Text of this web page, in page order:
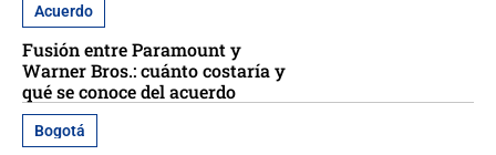
Acuerdo
Fusión entre Paramount y
Warner Bros.: cuánto costaría y
qué se conoce del acuerdo
Bogotá